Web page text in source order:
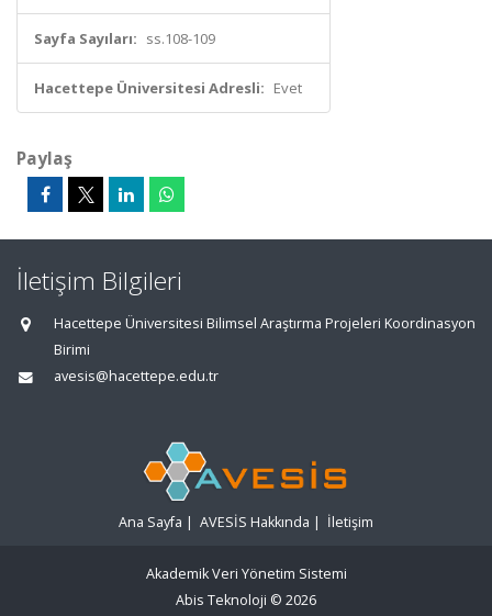
Sayfa Sayıları: ss.108-109
Hacettepe Üniversitesi Adresli: Evet
Paylaş
İletişim Bilgileri
Hacettepe Üniversitesi Bilimsel Araştırma Projeleri Koordinasyon
Birimi
avesis@hacettepe.edu.tr
Ana Sayfa | AVESİS Hakkında | İletişim
Akademik Veri Yönetim Sistemi
Abis Teknoloji © 2026